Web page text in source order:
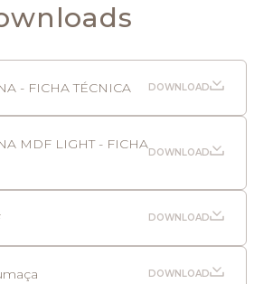
- FICHA TÉCNICA DOWNLOAD
MDF LIGHT - FICHA
DOWNLOAD
DOWNLOAD
DOWNLOAD